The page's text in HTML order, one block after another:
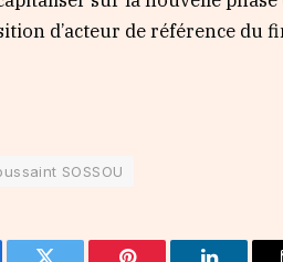
d’acteur de référence du
SOSSOU